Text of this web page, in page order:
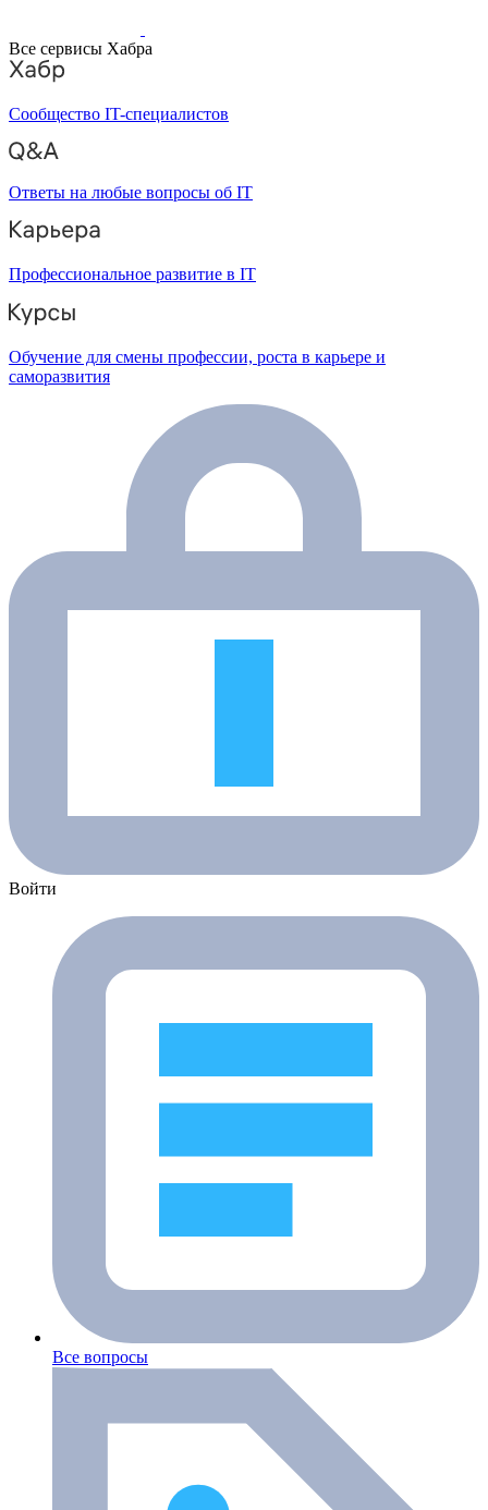
Все сервисы Хабра
Сообщество IT-специалистов
Ответы на любые вопросы об IT
Профессиональное развитие в IT
Обучение для смены профессии, роста в карьере и
саморазвития
Войти
Все вопросы